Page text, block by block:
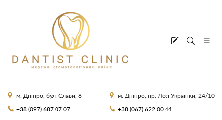
м. Дніпро, бул. Слави, 8
+38 (097) 687 07 07
м. Дніпро, пр. Лесі Українки, 24/10
+38 (067) 622 00 44